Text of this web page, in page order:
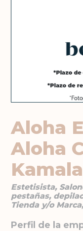
Aloha
Aloha
Estetisista,
pestañas,
Tienda y/o
Perfil de la